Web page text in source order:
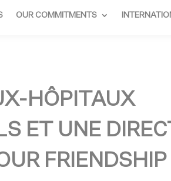
OUR COMMITMENTS
HÔPITAUX
ET UNE
FRIENDSHIP